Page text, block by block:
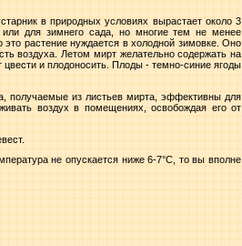
в природных условиях вырастает около 3
для зимнего сада, но многие тем не менее
растение нуждается в холодной зимовке. Оно
воздуха. Летом мирт желательно содержать на
и плодоносить. Плоды - темно-синие ягоды
получаемые из листьев мирта, эффективны для
воздух в помещениях, освобождая его от
не опускается ниже 6-7°C, то вы вполне